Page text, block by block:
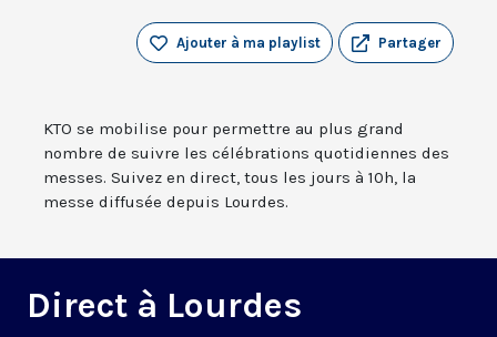
Partager
Ajouter à ma playlist
KTO se mobilise pour permettre au plus grand
nombre de suivre les célébrations quotidiennes des
messes. Suivez en direct, tous les jours à 10h, la
messe diffusée depuis Lourdes.
Direct à Lourdes